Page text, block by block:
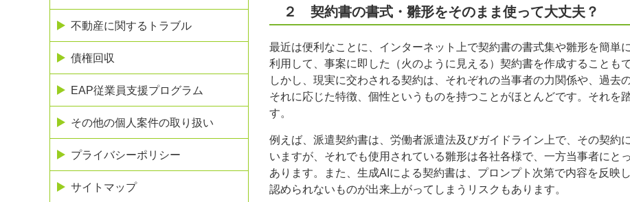
２ 契約書の書式・雛形をそのまま使って大丈夫？
最近は便利なことに、インターネット上で契約書の書式集や雛形を簡単
利用して、事案に即した（火のように見える）契約書を作成することもで
しかし、現実に交わされる契約は、それぞれの当事者の力関係や、過去
それに応じた特徴、個性というものを持つことがほとんどです。それを
す。
例えば、派遣契約書は、労働者派遣法及びガイドライン上で、その契約
いますが、それでも使用されている雛形は各社各様で、一方当事者にと
あります。また、生成AIによる契約書は、プロンプト次第で内容を反映
認められないものが出来上がってしまうリスクもあります。
不動産に関するトラブル
債権回収
EAP従業員支援プログラム
その他の個人案件の取り扱い
プライバシーポリシー
サイトマップ